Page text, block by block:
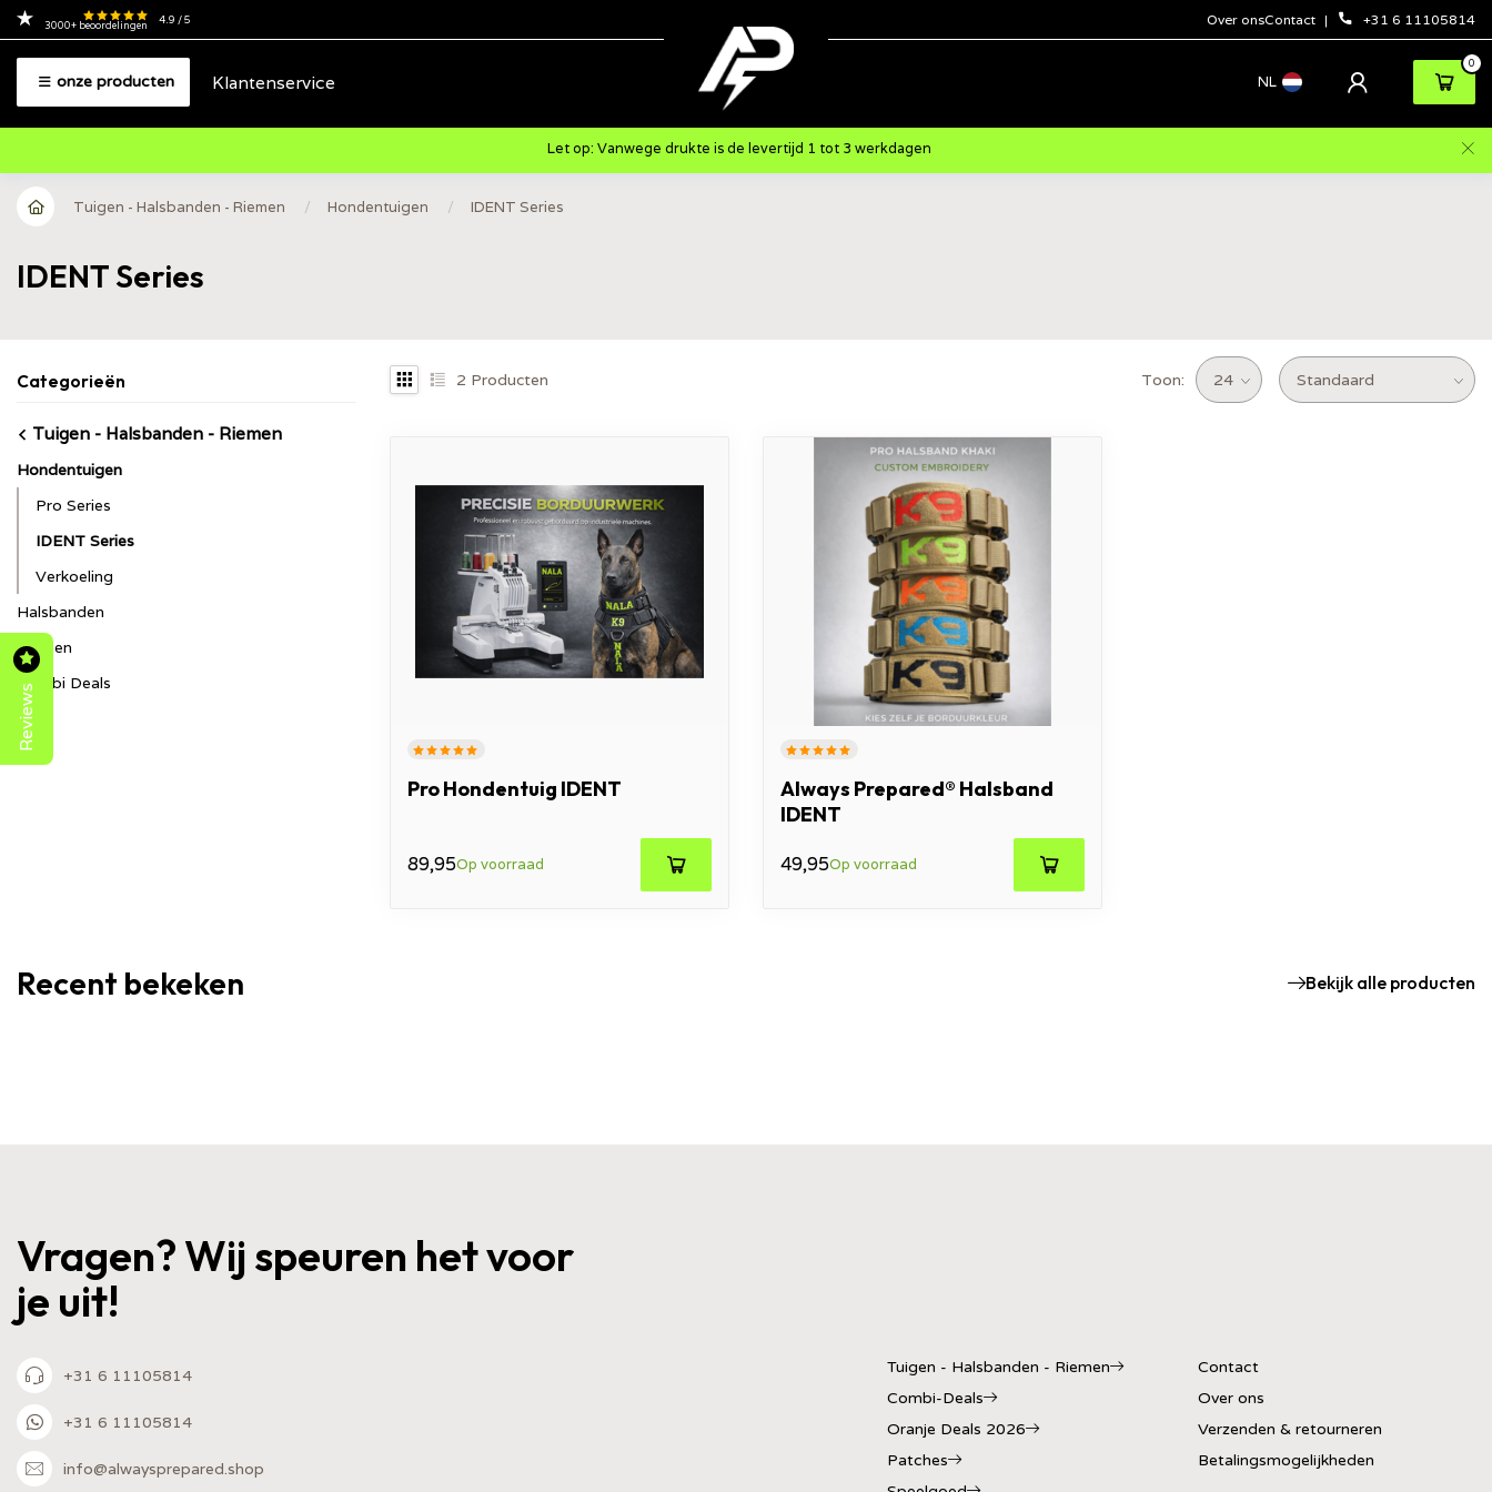
3000+ beoordelingen 4.9 / 5 Over onsContact +31 6 11105814
onze producten Klantenservice NL
0
Let op: Vanwege drukte is de levertijd 1 tot 3 werkdagen
Tuigen - Halsbanden - Riemen / Hondentuigen / IDENT Series
IDENT Series
Categorieën
Tuigen - Halsbanden - Riemen
Hondentuigen
Pro Series
IDENT Series
Verkoeling
Halsbanden
Riemen
Combi Deals
2 Producten Toon:
Pro Hondentuig IDENT
89,95Op voorraad
Always Prepared® Halsband
IDENT
49,95Op voorraad
Recent bekeken Bekijk alle producten
Vragen? Wij speuren het voor
je uit!
+31 6 11105814
+31 6 11105814
info@alwaysprepared.shop
Tuigen - Halsbanden - Riemen
Combi-Deals
Oranje Deals 2026
Patches
Contact
Over ons
Verzenden & retourneren
Betalingsmogelijkheden
Reviews